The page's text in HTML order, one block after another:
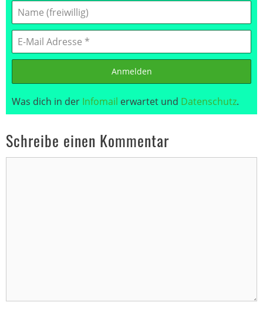
Anmelden
Was dich in der Infomail erwartet und Datenschutz.
Schreibe einen Kommentar